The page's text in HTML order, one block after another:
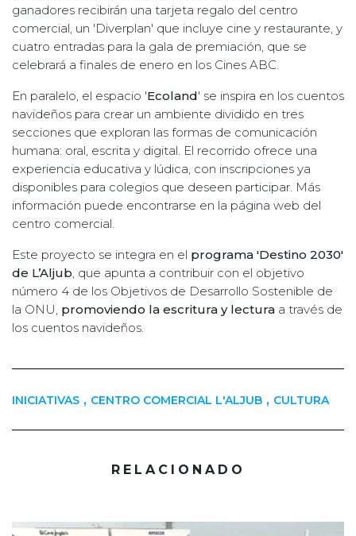
ganadores recibirán una tarjeta regalo del centro
comercial, un 'Diverplan' que incluye cine y restaurante, y
cuatro entradas para la gala de premiación, que se
celebrará a finales de enero en los Cines ABC.
En paralelo, el espacio 'Ecoland' se inspira en los cuentos
navideños para crear un ambiente dividido en tres
secciones que exploran las formas de comunicación
humana: oral, escrita y digital. El recorrido ofrece una
experiencia educativa y lúdica, con inscripciones ya
disponibles para colegios que deseen participar. Más
información puede encontrarse en la página web del
centro comercial.
Este proyecto se integra en el programa 'Destino 2030'
de L’Aljub , que apunta a contribuir con el objetivo
número 4 de los Objetivos de Desarrollo Sostenible de
la ONU, promoviendo la escritura y lectura a través de
los cuentos navideños.
INICIATIVAS , CENTRO COMERCIAL L'ALJUB , CULTURA
RELACIONADO